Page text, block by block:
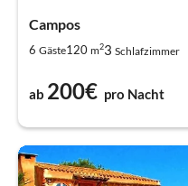
Campos
6 Gäste120 m23 Schlafzimmer
ab 200€ pro Nacht